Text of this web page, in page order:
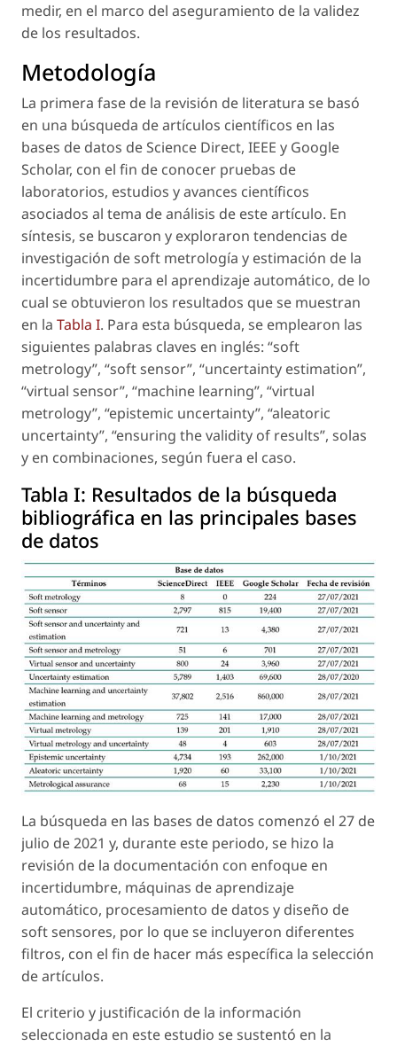
medir, en el marco del aseguramiento de la validez
de los resultados.
Metodología
La primera fase de la revisión de literatura se basó
en una búsqueda de artículos científicos en las
bases de datos de Science Direct, IEEE y Google
Scholar, con el fin de conocer pruebas de
laboratorios, estudios y avances científicos
asociados al tema de análisis de este artículo. En
síntesis, se buscaron y exploraron tendencias de
investigación de soft metrología y estimación de la
incertidumbre para el aprendizaje automático, de lo
cual se obtuvieron los resultados que se muestran
en la Tabla I. Para esta búsqueda, se emplearon las
siguientes palabras claves en inglés: “soft
metrology”, “soft sensor”, “uncertainty estimation”,
“virtual sensor”, “machine learning”, “virtual
metrology”, “epistemic uncertainty”, “aleatoric
uncertainty”, “ensuring the validity of results”, solas
y en combinaciones, según fuera el caso.
Tabla I: Resultados de la búsqueda
bibliográfica en las principales bases
de datos
La búsqueda en las bases de datos comenzó el 27 de
julio de 2021 y, durante este periodo, se hizo la
revisión de la documentación con enfoque en
incertidumbre, máquinas de aprendizaje
automático, procesamiento de datos y diseño de
soft sensores, por lo que se incluyeron diferentes
filtros, con el fin de hacer más específica la selección
de artículos.
El criterio y justificación de la información
seleccionada en este estudio se sustentó en la